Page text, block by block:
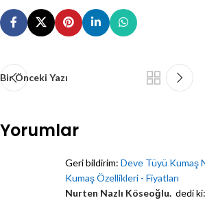
Bir Önceki Yazı
Yorumlar
Geri bildirim: Deve Tüyü Kumaş
Kumaş Özellikleri - Fiyatları
Nurten Nazlı Köseoğlu. dedi ki: